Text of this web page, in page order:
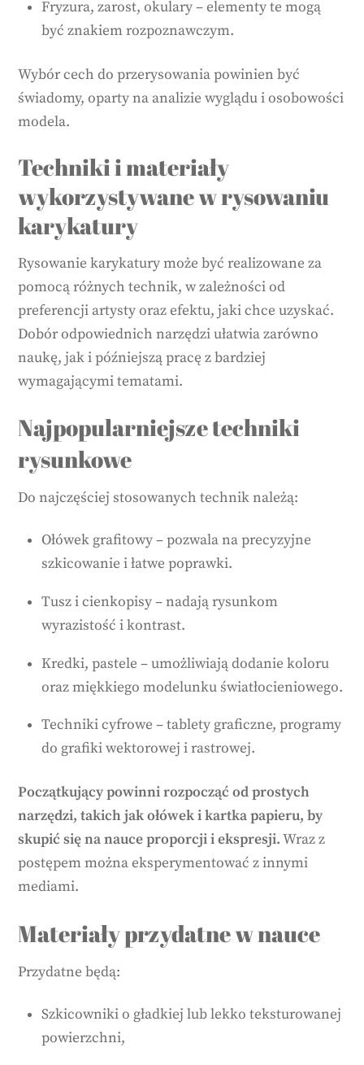
Fryzura, zarost, okulary – elementy te mogą
być znakiem rozpoznawczym.
Wybór cech do przerysowania powinien być
świadomy, oparty na analizie wyglądu i osobowości
modela.
Techniki i materiały
wykorzystywane w rysowaniu
karykatury
Rysowanie karykatury może być realizowane za
pomocą różnych technik, w zależności od
preferencji artysty oraz efektu, jaki chce uzyskać.
Dobór odpowiednich narzędzi ułatwia zarówno
naukę, jak i późniejszą pracę z bardziej
wymagającymi tematami.
Najpopularniejsze techniki
rysunkowe
Do najczęściej stosowanych technik należą:
Ołówek grafitowy – pozwala na precyzyjne
szkicowanie i łatwe poprawki.
Tusz i cienkopisy – nadają rysunkom
wyrazistość i kontrast.
Kredki, pastele – umożliwiają dodanie koloru
oraz miękkiego modelunku światłocieniowego.
Techniki cyfrowe – tablety graficzne, programy
do grafiki wektorowej i rastrowej.
Początkujący powinni rozpocząć od prostych
narzędzi, takich jak ołówek i kartka papieru, by
skupić się na nauce proporcji i ekspresji.Wraz z
postępem można eksperymentować z innymi
mediami.
Materiały przydatne w nauce
Przydatne będą:
Szkicowniki o gładkiej lub lekko teksturowanej
powierzchni,